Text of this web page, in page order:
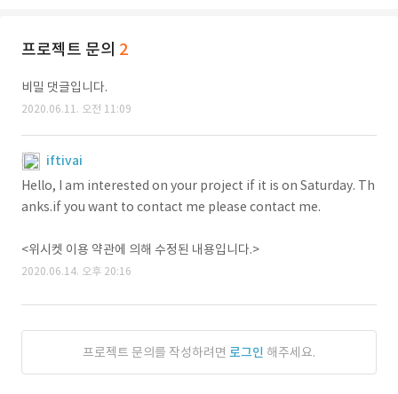
프로젝트 문의 2
비밀 댓글입니다.
2020.06.11. 오전 11:09
iftivai
Hello, I am interested on your project if it is on Saturday. Th
anks.if you want to contact me please contact me.
<위시켓 이용 약관에 의해 수정된 내용입니다.>
2020.06.14. 오후 20:16
프로젝트 문의를 작성하려면 로그인 해주세요.